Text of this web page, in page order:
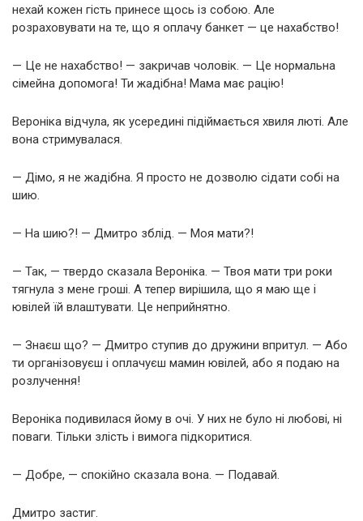
нехай кожен гість принесе щось із собою. Але
розраховувати на те, що я оплачу банкет — це нахабство!
— Це не нахабство! — закричав чоловік. — Це нормальна
сімейна допомога! Ти жадібна! Мама має рацію!
Вероніка відчула, як усередині підіймається хвиля люті. Але
вона стримувалася.
— Дімо, я не жадібна. Я просто не дозволю сідати собі на
шию.
— На шию?! — Дмитро зблід. — Моя мати?!
— Так, — твердо сказала Вероніка. — Твоя мати три роки
тягнула з мене гроші. А тепер вирішила, що я маю ще і
ювілей їй влаштувати. Це неприйнятно.
— Знаєш що? — Дмитро ступив до дружини впритул. — Або
ти організовуєш і оплачуєш мамин ювілей, або я подаю на
розлучення!
Вероніка подивилася йому в очі. У них не було ні любові, ні
поваги. Тільки злість і вимога підкоритися.
— Добре, — спокійно сказала вона. — Подавай.
Дмитро застиг.